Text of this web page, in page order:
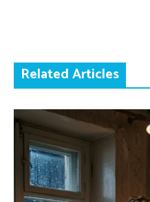
Related Articles